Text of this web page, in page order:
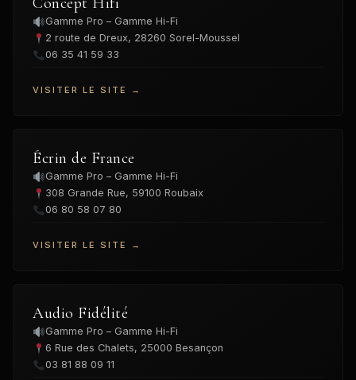
Gamme Pro – Gamme Hi-Fi
2 route de Dreux, 28260 Sorel-Moussel
06 35 41 59 33
VISITER LE SITE →
Écrin de France
Gamme Pro – Gamme Hi-Fi
308 Grande Rue, 59100 Roubaix
06 80 58 07 80
VISITER LE SITE →
Audio Fidélité
Gamme Pro – Gamme Hi-Fi
6 Rue des Chalets, 25000 Besançon
03 81 88 09 11